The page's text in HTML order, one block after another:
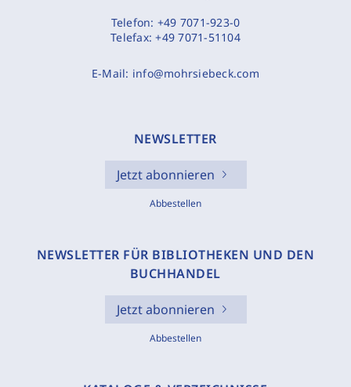
Telefon: +49 7071-923-0
Telefax:+49 7071-51104
E-Mail: info@mohrsiebeck.com
NEWSLETTER
Jetzt abonnieren
Abbestellen
NEWSLETTER FÜR BIBLIOTHEKEN UND DEN
BUCHHANDEL
Jetzt abonnieren
Abbestellen